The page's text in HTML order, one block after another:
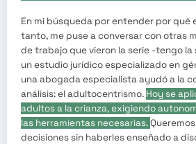
En mi búsqueda por entender por qué
tanto, me puse a conversar con otras
de trabajo que vieron la serie -tengo
un estudio jurídico especializado en
una abogada especialista ayudó a la
análisis: el adultocentrismo. Hoy se
adultos a la crianza, exigiendo
las herramientas necesarias.
decisiones sin haberles enseñado a